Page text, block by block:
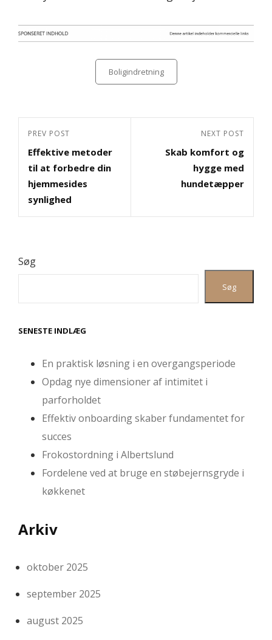
Categories
Boligindretning
Indlægsnavigation
Previous
Post
PREV POST
Effektive metoder
til at forbedre din
hjemmesides
synlighed
Post
NEXT POST
Skab komfort og
hygge med
hundetæpper
Søg
Søg
SENESTE INDLÆG
En praktisk løsning i en overgangsperiode
Opdag nye dimensioner af intimitet i
parforholdet
Effektiv onboarding skaber fundamentet for
succes
Frokostordning i Albertslund
Fordelene ved at bruge en støbejernsgryde i
køkkenet
Arkiv
oktober 2025
september 2025
august 2025